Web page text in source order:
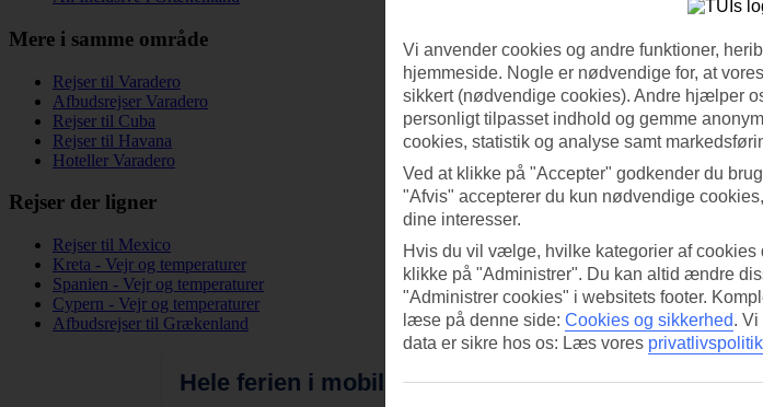
Mere i samme område
Rejser til Varadero
Afbudsrejser Varadero
Rejser til Cuba
Rejser til Havana
Hoteller Varadero
Rejser der ligner
Rejser til Mexico
Kreta - Vejr og temperaturer
Spanien - Vejr og temperaturer
Cypern - Vejr og temperaturer
Afbudsrejser til Grækenland
Hele ferien i mobilen.Hent TUI-appen i dag!
Vi anvender cookies og andre funktioner,
hjemmeside. Nogle er nødvendige for, at
sikkert (nødvendige cookies). Andre hjælper
personligt tilpasset indhold og gemme
cookies, statistik og analyse samt
Ved at klikke på "Accepter" godkender du
"Afvis" accepterer du kun nødvendige
dine interesser.
Hvis du vil vælge, hvilke kategorier af
klikke på "Administrer". Du kan altid ændre
"Administrer cookies" i websitets footer.
læse på denne side: Cookies og sikkerhed. Vi
data er sikre hos os: Læs vores privatlivspolitik